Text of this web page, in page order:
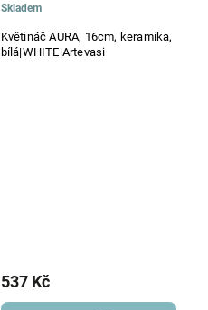
Květináč AURA, 16cm, keramika,
bílá|WHITE|Artevasi
Skladem
537 Kč